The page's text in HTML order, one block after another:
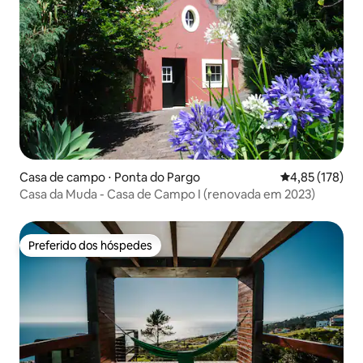
Casa de campo ⋅ Ponta do Pargo 4,85 de uma
4,85 (178)
Casa da Muda - Casa de Campo I (renovada em 2023)
Preferido dos hóspedes
Preferido dos hóspedes